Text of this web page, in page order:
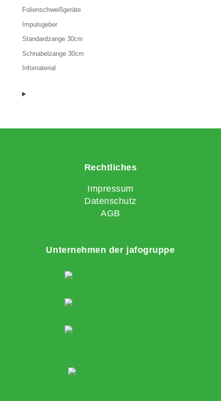
Folienschweißgeräte
Impulsgeber
Standardzange 30cm
Schnabelzange 30cm
Infomaterial
Rechtliches
Impressum
Datenschutz
AGB
Unternehmen der jafogruppe